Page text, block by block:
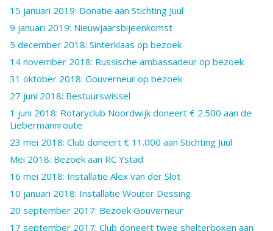
15 januari 2019: Donatie aan Stichting Juul
9 januari 2019: Nieuwjaarsbijeenkomst
5 december 2018: Sinterklaas op bezoek
14 november 2018: Russische ambassadeur op bezoek
31 oktober 2018: Gouverneur op bezoek
27 juni 2018: Bestuurswissel
1 juni 2018: Rotaryclub Noordwijk doneert € 2.500 aan de
Liebermannroute
23 mei 2018: Club doneert € 11.000 aan Stichting Juul
Mei 2018: Bezoek aan RC Ystad
16 mei 2018: Installatie Alex van der Slot
10 januari 2018: Installatie Wouter Dessing
20 september 2017: Bezoek Gouverneur
17 september 2017: Club doneert twee shelterboxen aan